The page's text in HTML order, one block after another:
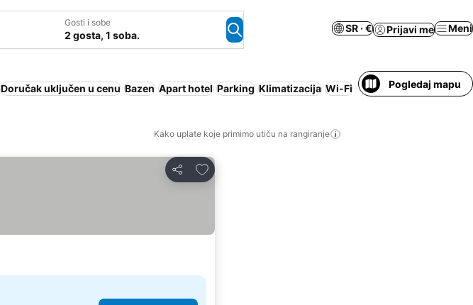
Gosti i sobe
2 gosta, 1 soba.
SR · € Prijavi me Meni
Doručak uključen u cenu Bazen Apart hotel Parking Klimatizacija Wi-Fi Nije potrebno plaćanje
Pogledaj mapu
Kako uplate koje primimo utiču na rangiranje
Deli
Dodati u favorite